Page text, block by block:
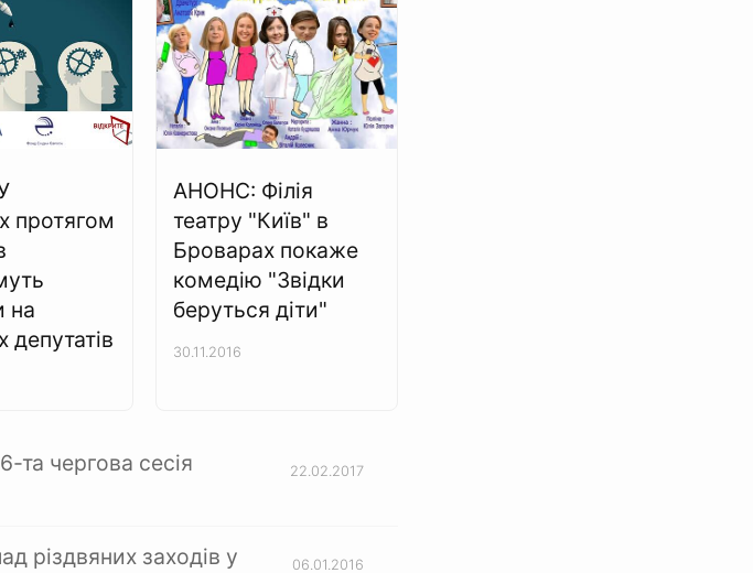
протягом
на
депутатів
АНОНС: Філія
театру "Київ" в
Броварах покаже
комедію "Звідки
беруться діти"
30.11.2016
та чергова сесія
22.02.2017
різдвяних заходів у 06.01.2016